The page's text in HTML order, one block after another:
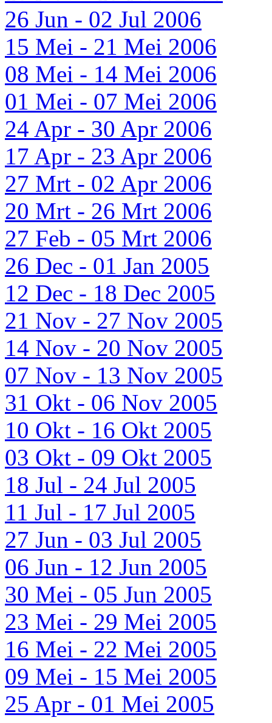
26 Jun - 02 Jul 2006
15 Mei - 21 Mei 2006
08 Mei - 14 Mei 2006
01 Mei - 07 Mei 2006
24 Apr - 30 Apr 2006
17 Apr - 23 Apr 2006
27 Mrt - 02 Apr 2006
20 Mrt - 26 Mrt 2006
27 Feb - 05 Mrt 2006
26 Dec - 01 Jan 2005
12 Dec - 18 Dec 2005
21 Nov - 27 Nov 2005
14 Nov - 20 Nov 2005
07 Nov - 13 Nov 2005
31 Okt - 06 Nov 2005
10 Okt - 16 Okt 2005
03 Okt - 09 Okt 2005
18 Jul - 24 Jul 2005
11 Jul - 17 Jul 2005
27 Jun - 03 Jul 2005
06 Jun - 12 Jun 2005
30 Mei - 05 Jun 2005
23 Mei - 29 Mei 2005
16 Mei - 22 Mei 2005
09 Mei - 15 Mei 2005
25 Apr - 01 Mei 2005